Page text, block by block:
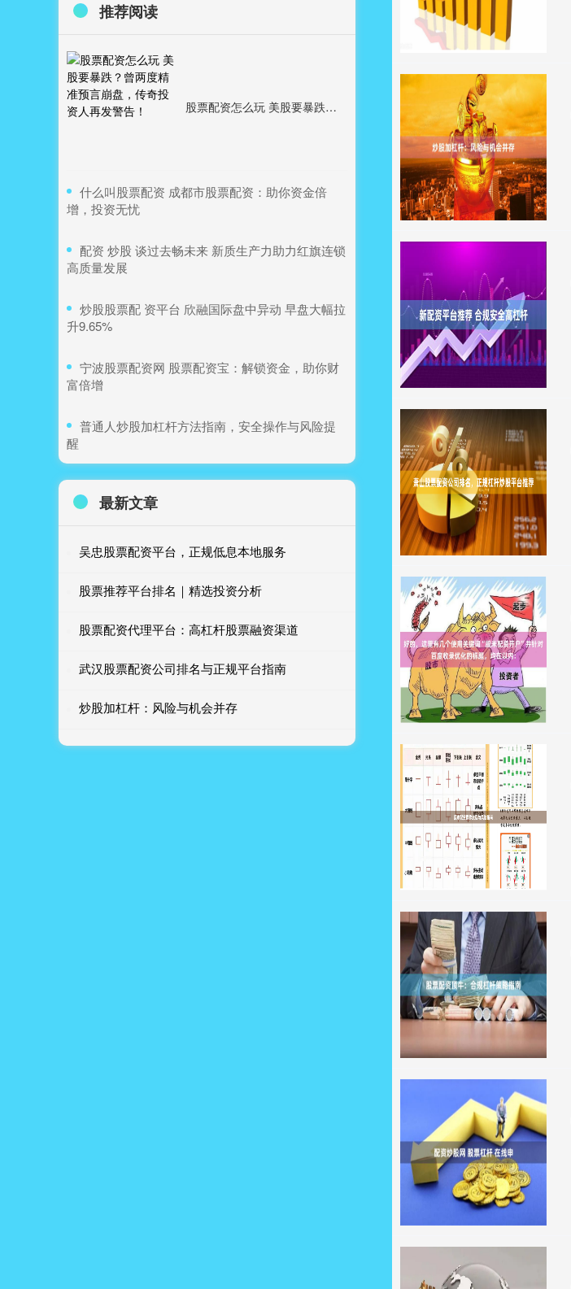
推荐阅读
股票配资怎么玩 美股要暴跌？曾两度精准预言崩盘，传奇投资人再发警告！
​什么叫股票配资 成都市股票配资：助你资金倍
增，投资无忧
​配资 炒股 谈过去畅未来 新质生产力助力红旗连锁
高质量发展
​炒股股票配 资平台 欣融国际盘中异动 早盘大幅拉
升9.65%
​宁波股票配资网 股票配资宝：解锁资金，助你财
富倍增
​普通人炒股加杠杆方法指南，安全操作与风险提
醒
最新文章
吴忠股票配资平台，正规低息本地服务
股票推荐平台排名｜精选投资分析
股票配资代理平台：高杠杆股票融资渠道
武汉股票配资公司排名与正规平台指南
炒股加杠杆：风险与机会并存